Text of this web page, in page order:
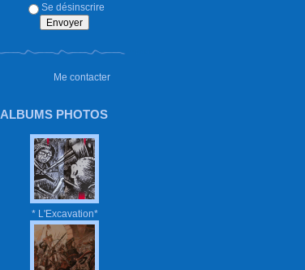
Se désinscrire
Me contacter
ALBUMS PHOTOS
* L'Excavation*